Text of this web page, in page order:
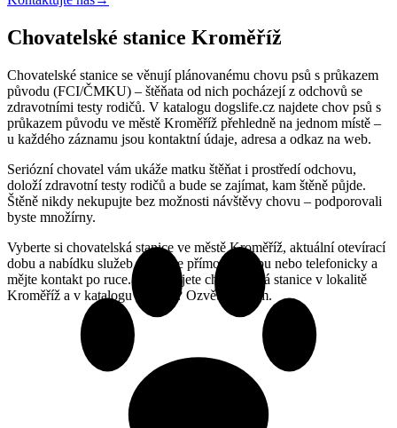
Chovatelské stanice Kroměříž
Chovatelské stanice se věnují plánovanému chovu psů s průkazem
původu (FCI/ČMKU) – štěňata od nich pocházejí z odchovů se
zdravotními testy rodičů. V katalogu dogslife.cz najdete chov psů s
průkazem původu ve městě Kroměříž přehledně na jednom místě –
u každého záznamu jsou kontaktní údaje, adresa a odkaz na web.
Seriózní chovatel vám ukáže matku štěňat i prostředí odchovu,
doloží zdravotní testy rodičů a bude se zajímat, kam štěně půjde.
Štěně nikdy nekupujte bez možnosti návštěvy chovu – podporovali
byste množírny.
Vyberte si chovatelská stanice ve městě Kroměříž, aktuální otevírací
dobu a nabídku služeb si ověřte přímo na webu nebo telefonicky a
mějte kontakt po ruce. Provozujete chovatelská stanice v lokalitě
Kroměříž a v katalogu chybíte? Ozvěte se nám.